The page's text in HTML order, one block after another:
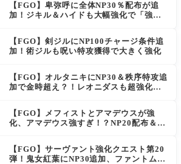
【FGO】卑弥呼に全体NP30％配布が追
加！ジキル＆ハイドも大幅強化で「強す
【FGO】剣ジルにNP100チャージ条件追
加！術ジルも呪い特攻獲得で大きく強化
【FGO】オルタニキにNP30＆秩序特攻追
加で金時超え？！レオニダスも超強化で
【FGO】メフィストとアマデウスが強
化、アマデウス強すぎ！？NP20配布＆Ar
【FGO】サーヴァント強化クエスト第20
弾！鬼女紅葉にNP30追加、ファントムも